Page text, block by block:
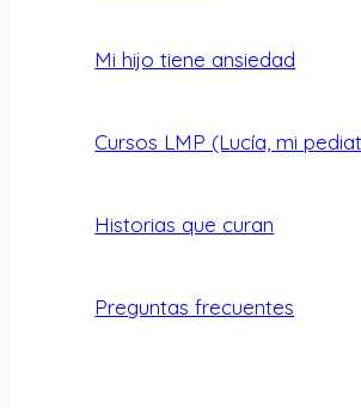
Mi hijo tiene ansiedad
Cursos LMP (Lucía, mi
Historias que curan
Preguntas frecuentes